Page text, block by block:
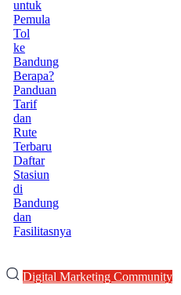
untuk
Pemula
Tol
ke
Bandung
Berapa?
Panduan
Tarif
dan
Rute
Terbaru
Daftar
Stasiun
di
Bandung
dan
Fasilitasnya
Digital Marketing Community